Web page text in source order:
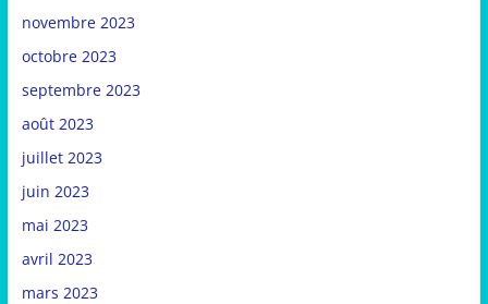
novembre 2023
octobre 2023
septembre 2023
août 2023
juillet 2023
juin 2023
mai 2023
avril 2023
mars 2023